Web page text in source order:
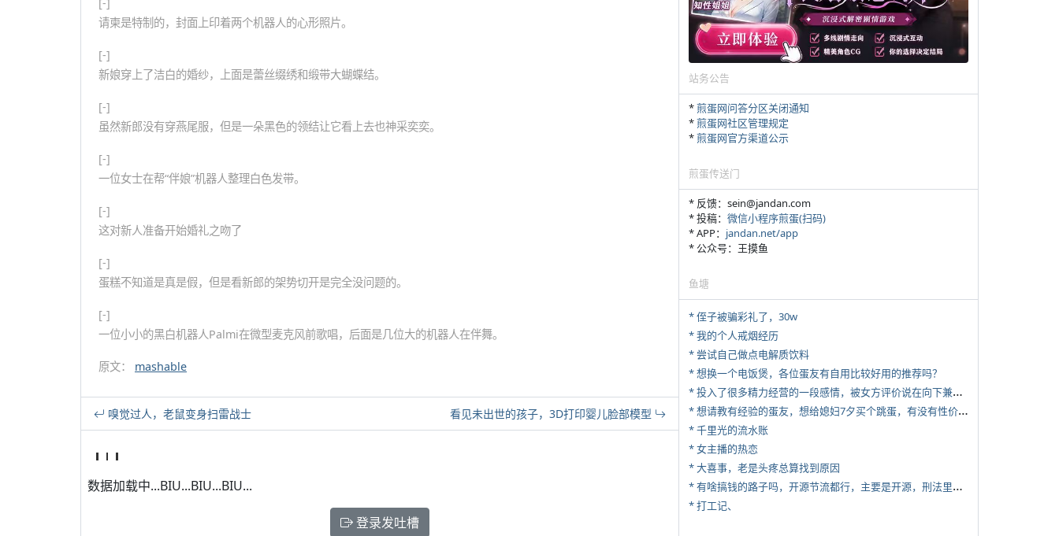
请柬是特制的，封面上印着两个机器人的心形照片。
[-]
新娘穿上了洁白的婚纱，上面是蕾丝缀绣和缎带大蝴蝶结。
[-]
虽然新郎没有穿燕尾服，但是一朵黑色的领结让它看上去也神采奕奕。
[-]
一位女士在帮“伴娘”机器人整理白色发带。
[-]
这对新人准备开始婚礼之吻了
[-]
蛋糕不知道是真是假，但是看新郎的架势切开是完全没问题的。
[-]
一位小小的黑白机器人Palmi在微型麦克风前歌唱，后面是几位大的机器人在伴舞。
原文： mashable
嗅觉过人，老鼠变身扫雷战士 看见未出世的孩子，3D打印婴儿脸部模型
数据加载中...BIU...BIU...BIU...
登录发吐槽
站务公告
*煎蛋网问答分区关闭通知
*煎蛋网社区管理规定
*煎蛋网官方渠道公示
煎蛋传送门
* 反馈：sein@jandan.com
* 投稿： 微信小程序煎蛋(扫码)
* APP： jandan.net/app
* 公众号：王摸鱼
鱼塘
* 侄子被骗彩礼了，30w
* 我的个人戒烟经历
* 尝试自己做点电解质饮料
* 想换一个电饭煲，各位蛋友有自用比较好用的推荐吗？
*
投入了很多精力经营的一段感情，被女方评价说在向下兼容我，感觉有点破防
*
想请教有经验的蛋友，想给媳妇7夕买个跳蛋，有没有性价比高的推荐
* 千里光的流水账
* 女主播的热恋
* 大喜事，老是头疼总算找到原因
*
有啥搞钱的路子吗，开源节流都行，主要是开源，刑法里的咱不做
* 打工记、